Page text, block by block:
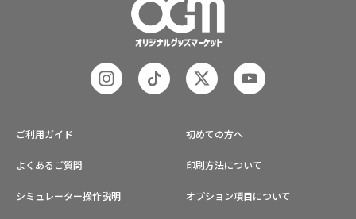
ご利用ガイド 初めての方へ
よくあるご質問 印刷方法について
シミュレーター操作説明 オプション項目について